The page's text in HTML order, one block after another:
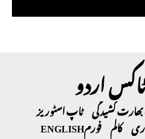
اردو
کشیدگی ٹاپ اسٹوریز
کالم فورمENGLISH